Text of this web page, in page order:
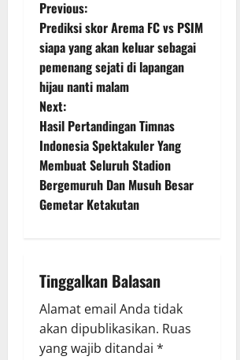
P
o
s
t
n
a
v
g
a
t
Previous:
Prediksi skor Arema FC vs PSIM
siapa yang akan keluar sebagai
pemenang sejati di lapangan
hijau nanti malam
Next:
Hasil Pertandingan Timnas
Indonesia Spektakuler Yang
Membuat Seluruh Stadion
Bergemuruh Dan Musuh Besar
Gemetar Ketakutan
Tinggalkan Balasan
Alamat email Anda tidak
akan dipublikasikan. Ruas
yang wajib ditandai *